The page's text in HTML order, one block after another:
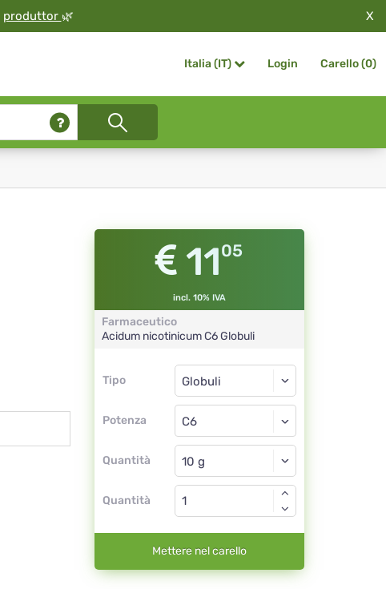
produttor 🌿 X
Italia (IT) Login Carello (0)
1105
incl. 10% IVA
Farmaceutico
Acidum nicotinicumC6 Globuli
Tipo
Tipo
Potenza
Globuli
C6
Quantità
Globuli
Quantità
Mettere nel carello